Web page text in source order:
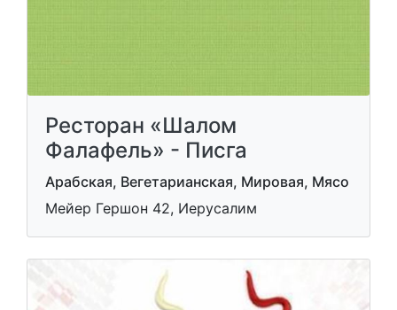
Ресторан «Шалом
Фалафель» - Писга
Арабская, Вегетарианская, Мировая, Мясо
Мейер Гершон 42, Иерусалим